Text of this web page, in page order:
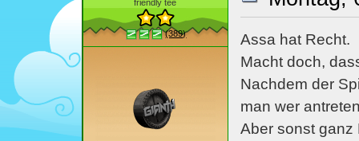
friendly tee
(389)
Assa hat Recht.
Macht doch,
Nachdem der
man wer
Aber sonst ganz